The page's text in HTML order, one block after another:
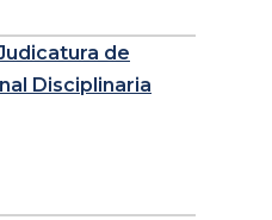
de
Disciplinaria